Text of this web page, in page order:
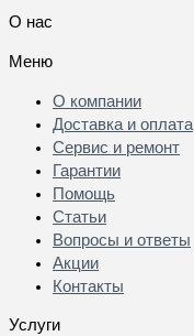
О нас
Меню
О компании
Доставка и оплата
Сервис и ремонт
Гарантии
Помощь
Статьи
Вопросы и ответы
Акции
Контакты
Услуги